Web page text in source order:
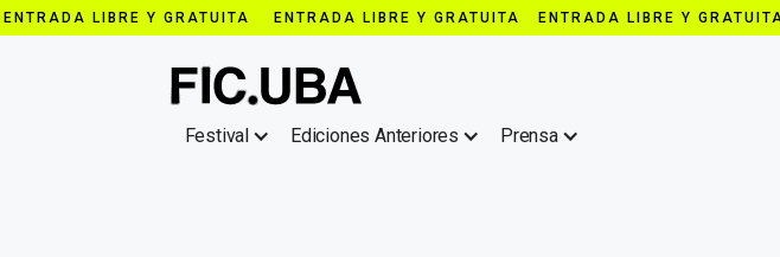
ENTRADA LIBRE Y GRATUITA ENTRADA LIBRE Y GRATUITA ENTRADA LIBRE Y
Festival Ediciones Anteriores Prensa